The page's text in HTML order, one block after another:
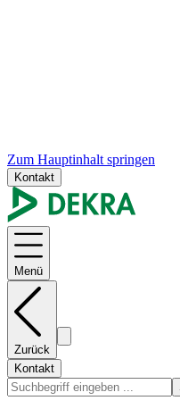
Zum Hauptinhalt springen
Kontakt
Menü
Zurück
Kontakt